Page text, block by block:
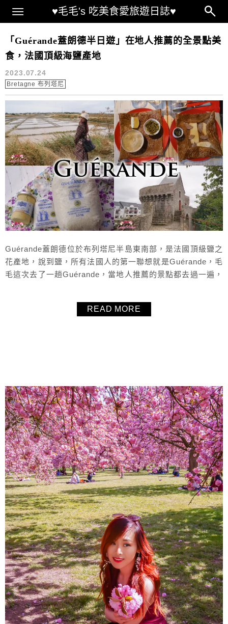
♥毛毛's 吃美食愛旅遊日誌♥
Main Menu
法國海鹽產地
「Guérande蓋朗德半日遊」在地人推薦的全景點美
食，法國頂級海鹽產地
2023.07.24
Bretagne 布列塔尼
Guérande蓋朗德位於布列塔尼半島東南部，是法國頂級鹽之
花產地，說到鹽，所有法國人的第一聯想就是Guérande，毛
毛這次去了一趟Guérande，當地人推薦的景點都去過一遍，
開車過來大約一個小時的車程，從巴黎搭火車過來的話大概4
READ MORE
About